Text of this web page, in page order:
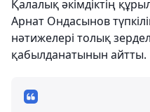
Қалалық әкімдіктің
Арнат Ондасынов
нәтижелері толық
қабылданатынын айтты.